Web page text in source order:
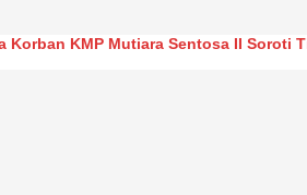
Korban KMP Mutiara Sentosa II Soroti